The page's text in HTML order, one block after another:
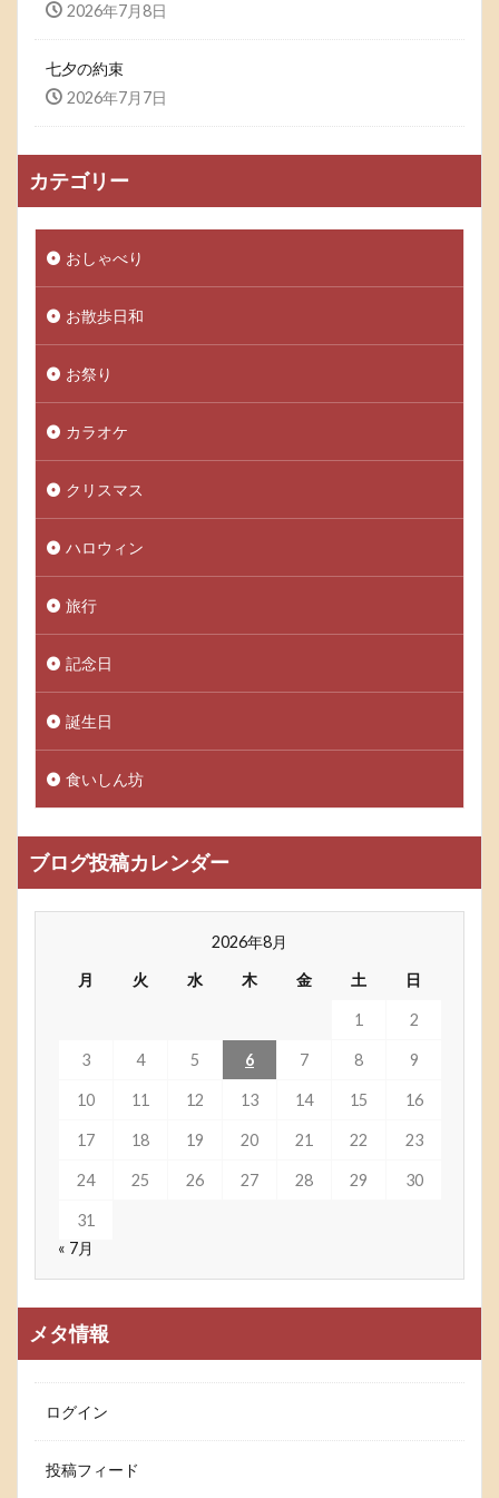
2026年7月8日
七夕の約束
2026年7月7日
カテゴリー
おしゃべり
お散歩日和
お祭り
カラオケ
クリスマス
ハロウィン
旅行
記念日
誕生日
食いしん坊
ブログ投稿カレンダー
2026年8月
月
火 水 木 金 土 日
1 2
3 4 5 6 7 8 9
10 11 12 13 14 15 16
17 18 19 20 21 22 23
24 25 26 27 28 29 30
31
« 7月
メタ情報
ログイン
投稿フィード